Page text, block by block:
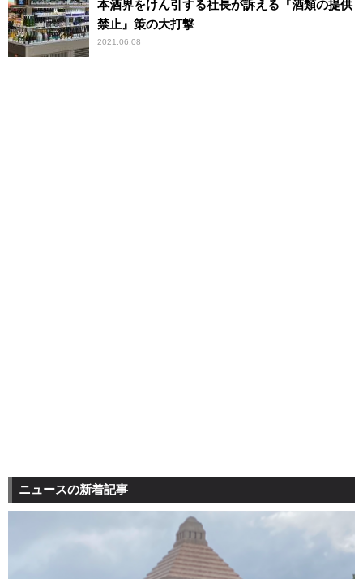
本酒界をけん引する社長が訴える『酒類の提供
禁止』策の大打撃
2021.06.08
ニュースの新着記事